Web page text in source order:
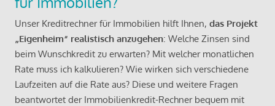
Unser Kreditrechner für Immobilien hilft Ihnen, das Projekt
„Eigenheim“ realistisch anzugehen: Welche Zinsen sind
beim Wunschkredit zu erwarten? Mit welcher monatlichen
Rate muss ich kalkulieren? Wie wirken sich verschiedene
Laufzeiten auf die Rate aus? Diese und weitere Fragen
beantwortet der Immobilienkredit-Rechner bequem mit